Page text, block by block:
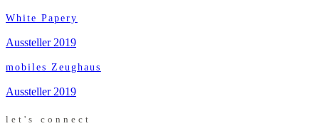
White Papery
Aussteller 2019
mobiles Zeughaus
Aussteller 2019
let's connect